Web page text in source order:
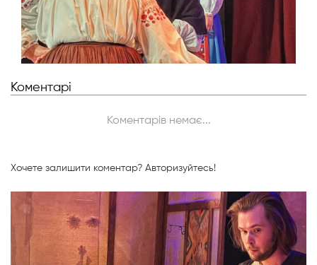
Коментарі
Коментарів немає...
Хочете залишити коментар? Авторизуйтесь!